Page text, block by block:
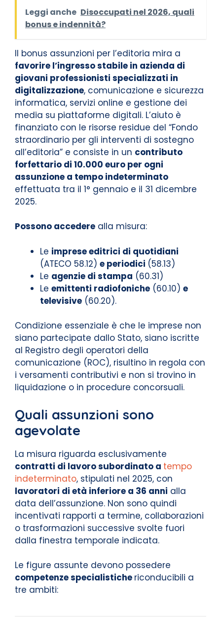
Leggi anche Disoccupati nel 2026, quali
bonus e indennità?
Il bonus assunzioni per l’editoria mira a
favorire l’ingresso stabile in azienda di
giovani professionisti specializzati in
digitalizzazione, comunicazione e sicurezza
informatica, servizi online e gestione dei
media su piattaforme digitali. L’aiuto è
finanziato con le risorse residue del “Fondo
straordinario per gli interventi di sostegno
all’editoria” e consiste in un contributo
forfettario di 10.000 euro per ogni
assunzione a tempo indeterminato
effettuata tra il 1° gennaio e il 31 dicembre
2025.
Possono accedere alla misura:
Le imprese editrici di quotidiani
(ATECO 58.12) e periodici (58.13)
Le agenzie di stampa (60.31)
Le emittenti radiofoniche (60.10) e
televisive (60.20).
Condizione essenziale è che le imprese non
siano partecipate dallo Stato, siano iscritte
al Registro degli operatori della
comunicazione (ROC), risultino in regola con
i versamenti contributivi e non si trovino in
liquidazione o in procedure concorsuali.
Quali assunzioni sono
agevolate
La misura riguarda esclusivamente
contratti di lavoro subordinato a tempo
indeterminato, stipulati nel 2025, con
lavoratori di età inferiore a 36 anni alla
data dell’assunzione. Non sono quindi
incentivati rapporti a termine, collaborazioni
o trasformazioni successive svolte fuori
dalla finestra temporale indicata.
Le figure assunte devono possedere
competenze specialistiche riconducibili a
tre ambiti: